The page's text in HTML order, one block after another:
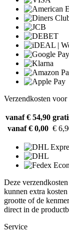
Verzendkosten voor
vanaf € 54,90
vanaf € 0,00 €
Deze
kunnen extra
grootte of de
direct in de
Service